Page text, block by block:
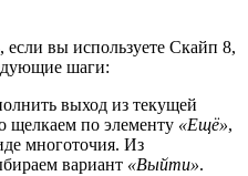
вы используете Скайп 8,
шаги:
выход из текущей
щелкаем по элементу «Ещё»,
многоточия. Из
вариант «Выйти».